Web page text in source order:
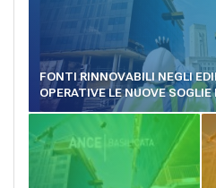
FONTI RINNOVABILI NEGLI
OPERATIVE LE NUOVE